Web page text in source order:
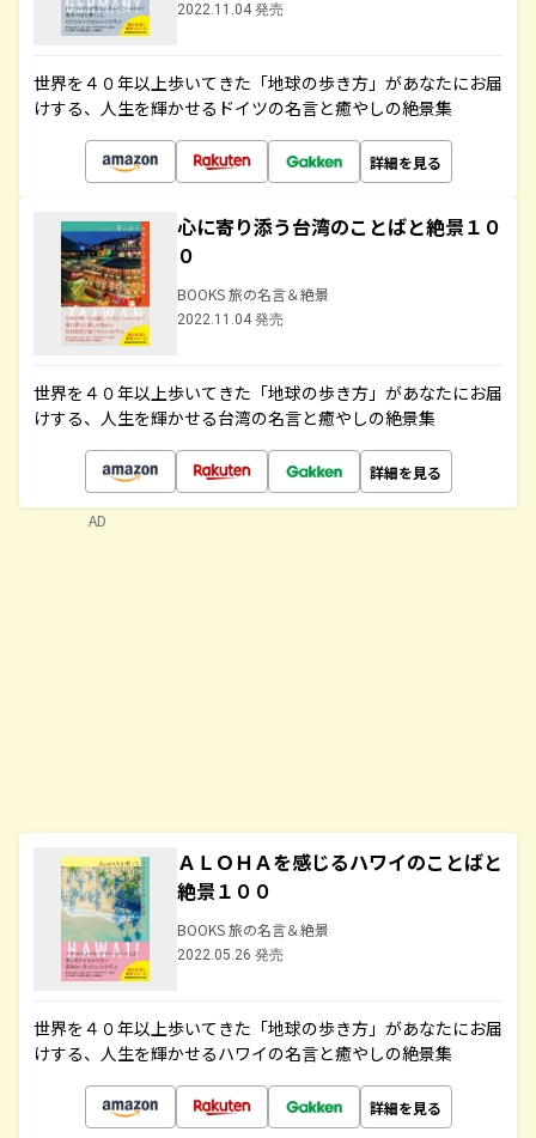
2022.11.04 発売
世界を４０年以上歩いてきた「地球の歩き方」があなたにお届
けする、人生を輝かせるドイツの名言と癒やしの絶景集
詳細を見る
心に寄り添う台湾のことばと絶景１０
０
BOOKS 旅の名言＆絶景
2022.11.04 発売
世界を４０年以上歩いてきた「地球の歩き方」があなたにお届
けする、人生を輝かせる台湾の名言と癒やしの絶景集
詳細を見る
ＡＬＯＨＡを感じるハワイのことばと
絶景１００
BOOKS 旅の名言＆絶景
2022.05.26 発売
世界を４０年以上歩いてきた「地球の歩き方」があなたにお届
けする、人生を輝かせるハワイの名言と癒やしの絶景集
詳細を見る
AD